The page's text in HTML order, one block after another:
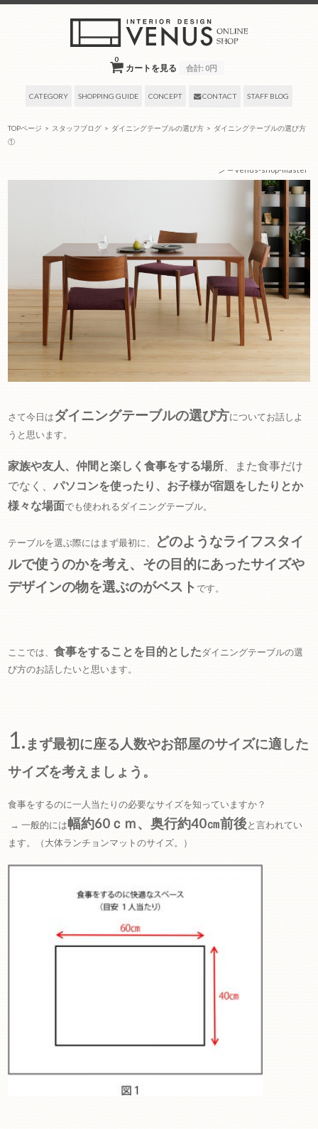
カートを見る
0
合計: 0円
CATEGORY SHOPPING GUIDE CONCEPT CONTACT STAFF BLOG
TOPページ > スタッフブログ > ダイニングテーブルの選び方 > ダイニングテーブルの選び方
①
ン — venus-shop-master
さて今日はダイニングテーブルの選び方についてお話しよ
うと思います。
家族や友人、仲間と楽しく食事をする場所 、また食事だけ
でなく、パソコンを使ったり、お子様が宿題をしたりとか
様々な場面でも使われるダイニングテーブル。
テーブルを選ぶ際にはまず最初に、
どのようなライフスタイ
ルで使うのかを考え、その目的にあったサイズや
デザインの物を選ぶのがベストです。
ここでは、食事をすることを目的としたダイニングテーブルの選
び方のお話したいと思います。
1. まず最初に座る人数やお部屋のサイズに適した
サイズを考えましょう。
食事をするのに一人当たりの必要なサイズを知っていますか？
→ 一般的には幅約60ｃｍ、奥行約40㎝前後と言われてい
ます。（大体ランチョンマットのサイズ。）